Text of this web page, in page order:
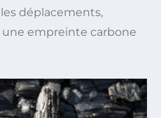
déplacements,
empreinte carbone